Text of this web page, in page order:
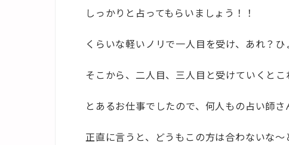
しっかりと占ってもらいましょう！！
くらいな軽いノリで一人目を受け、あれ？ひ
そこから、二人目、三人目と受けていくとこ
とあるお仕事でしたので、何人もの占い師さ
正直に言うと、どうもこの方は合わないな～